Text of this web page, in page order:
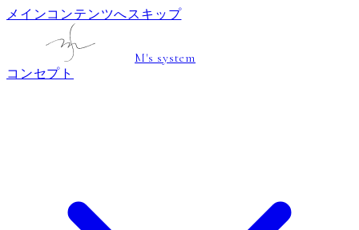
メインコンテンツへスキップ
M's system
コンセプト